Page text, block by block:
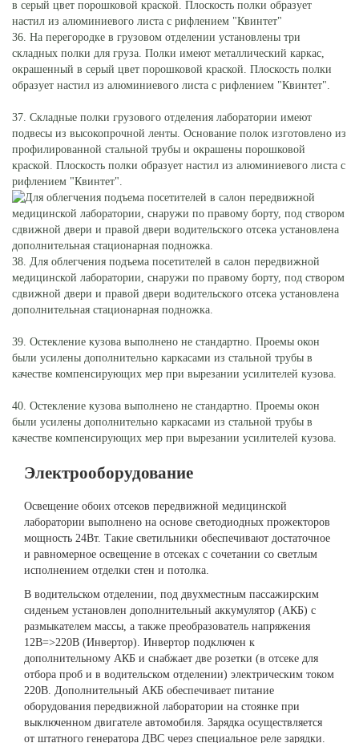
36. На перегородке в грузовом отделении установлены три
складных полки для груза. Полки имеют металлический каркас,
окрашенный в серый цвет порошковой краской. Плоскость полки
образует настил из алюминиевого листа с рифлением "Квинтет".
37. Складные полки грузового отделения лаборатории имеют
подвесы из высокопрочной ленты. Основание полок изготовлено из
профилированной стальной трубы и окрашены порошковой
краской. Плоскость полки образует настил из алюминиевого листа с
рифлением "Квинтет".
38. Для облегчения подъема посетителей в салон передвижной
медицинской лаборатории, снаружи по правому борту, под створом
сдвижной двери и правой двери водительского отсека установлена
дополнительная стационарная подножка.
39. Остекление кузова выполнено не стандартно. Проемы окон
были усилены дополнительно каркасами из стальной трубы в
качестве компенсирующих мер при вырезании усилителей кузова.
40. Остекление кузова выполнено не стандартно. Проемы окон
были усилены дополнительно каркасами из стальной трубы в
качестве компенсирующих мер при вырезании усилителей кузова.
Электрооборудование
Освещение обоих отсеков передвижной медицинской
лаборатории выполнено на основе светодиодных прожекторов
мощность 24Вт. Такие светильники обеспечивают достаточное
и равномерное освещение в отсеках с сочетании со светлым
исполнением отделки стен и потолка.
В водительском отделении, под двухместным пассажирским
сиденьем установлен дополнительный аккумулятор (АКБ) с
размыкателем массы, а также преобразователь напряжения
12В=>220В (Инвертор). Инвертор подключен к
дополнительному АКБ и снабжает две розетки (в отсеке для
отбора проб и в водительском отделении) электрическим током
220В. Дополнительный АКБ обеспечивает питание
оборудования передвижной лаборатории на стоянке при
выключенном двигателе автомобиля. Зарядка осуществляется
от штатного генератора ДВС через специальное реле зарядки.